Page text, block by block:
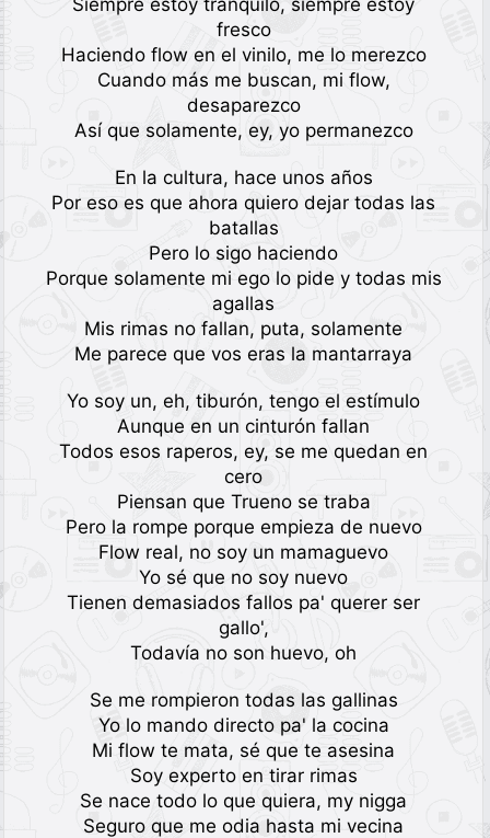
Siempre estoy tranquilo, siempre estoy
fresco
Haciendo flow en el vinilo, me lo merezco
Cuando más me buscan, mi flow,
desaparezco
Así que solamente, ey, yo permanezco
En la cultura, hace unos años
Por eso es que ahora quiero dejar todas las
batallas
Pero lo sigo haciendo
Porque solamente mi ego lo pide y todas mis
agallas
Mis rimas no fallan, puta, solamente
Me parece que vos eras la mantarraya
Yo soy un, eh, tiburón, tengo el estímulo
Aunque en un cinturón fallan
Todos esos raperos, ey, se me quedan en
cero
Piensan que Trueno se traba
Pero la rompe porque empieza de nuevo
Flow real, no soy un mamaguevo
Yo sé que no soy nuevo
Tienen demasiados fallos pa' querer ser
gallo',
Todavía no son huevo, oh
Se me rompieron todas las gallinas
Yo lo mando directo pa' la cocina
Mi flow te mata, sé que te asesina
Soy experto en tirar rimas
Se nace todo lo que quiera, my nigga
Seguro que me odia hasta mi vecina